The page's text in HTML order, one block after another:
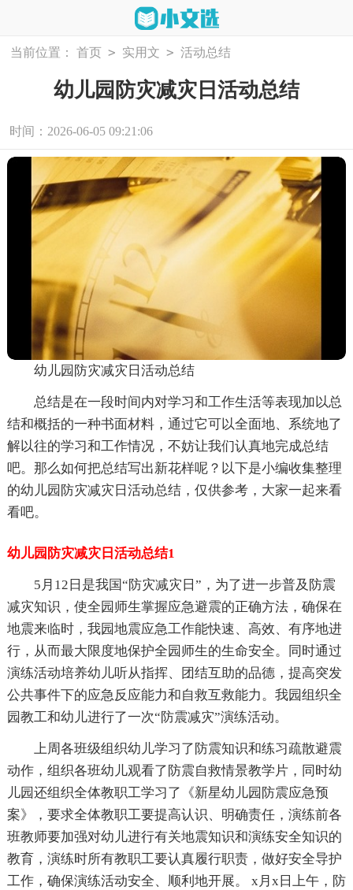
当前位置： 首页 > 实用文 > 活动总结
幼儿园防灾减灾日活动总结
时间：2026-06-05 09:21:06
幼儿园防灾减灾日活动总结
总结是在一段时间内对学习和工作生活等表现加以总
结和概括的一种书面材料，通过它可以全面地、系统地了
解以往的学习和工作情况，不妨让我们认真地完成总结
吧。那么如何把总结写出新花样呢？以下是小编收集整理
的幼儿园防灾减灾日活动总结，仅供参考，大家一起来看
看吧。
幼儿园防灾减灾日活动总结1
5月12日是我国“防灾减灾日”，为了进一步普及防震
减灾知识，使全园师生掌握应急避震的正确方法，确保在
地震来临时，我园地震应急工作能快速、高效、有序地进
行，从而最大限度地保护全园师生的生命安全。同时通过
演练活动培养幼儿听从指挥、团结互助的品德，提高突发
公共事件下的应急反应能力和自救互救能力。我园组织全
园教工和幼儿进行了一次“防震减灾”演练活动。
上周各班级组织幼儿学习了防震知识和练习疏散避震
动作，组织各班幼儿观看了防震自救情景教学片，同时幼
儿园还组织全体教职工学习了《新星幼儿园防震应急预
案》，要求全体教职工要提高认识、明确责任，演练前各
班教师要加强对幼儿进行有关地震知识和演练安全知识的
教育，演练时所有教职工要认真履行职责，做好安全导护
工作，确保演练活动安全、顺利地开展。 x月x日上午，防